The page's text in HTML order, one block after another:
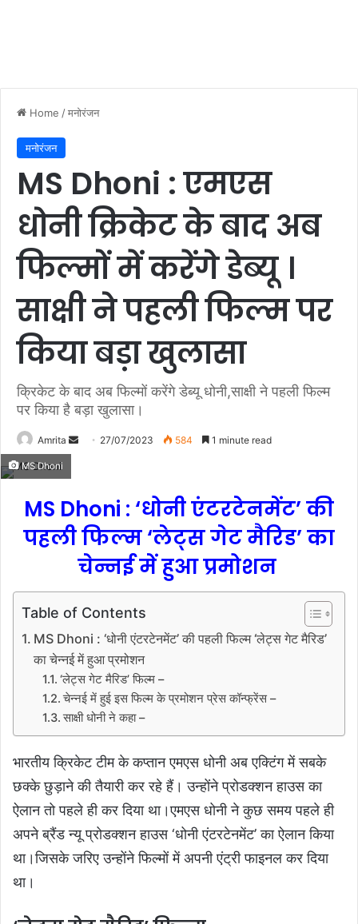
Home /मनोरंजन
मनोरंजन
MS Dhoni : एमएस
धोनी क्रिकेट के बाद अब
फिल्मों में करेंगे डेब्यू ।
साक्षी ने पहली फिल्म पर
किया बड़ा खुलासा
क्रिकेट के बाद अब फिल्मों करेंगे डेब्यू धोनी,साक्षी ने पहली फिल्म
पर किया है बड़ा खुलासा।
Amrita
a
n
m
a
27/07/2023 584 1 minute read
MS Dhoni
MS Dhoni : ‘धोनी एंटरटेनमेंट’ की
पहली फिल्म ‘लेट्स गेट मैरिड’ का
चेन्नई में हुआ प्रमोशन
Table of Contents
MS Dhoni : ‘धोनी एंटरटेनमेंट’ की पहली फिल्म ‘लेट्स गेट मैरिड’
का चेन्नई में हुआ प्रमोशन
‘लेट्स गेट मैरिड’ फिल्म –
चेन्नई में हुई इस फिल्म के प्रमोशन प्रेस कॉन्फ्रेंस –
साक्षी धोनी ने कहा –
भारतीय क्रिकेट टीम के कप्तान एमएस धोनी अब एक्टिंग में सबके
छक्के छुड़ाने की तैयारी कर रहे हैं। उन्होंने प्रोडक्शन हाउस का
ऐलान तो पहले ही कर दिया था।एमएस धोनी ने कुछ समय पहले ही
अपने ब्रैंड न्यू प्रोडक्शन हाउस ‘धोनी एंटरटेनमेंट’ का ऐलान किया
था।जिसके जरिए उन्होंने फिल्मों में अपनी एंट्री फाइनल कर दिया
था।